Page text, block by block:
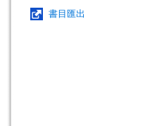
書目匯出